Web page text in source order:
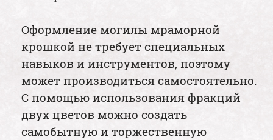
Оформление могилы мраморной
крошкой не требует специальных
навыков и инструментов, поэтому
может производиться самостоятельно.
С помощью использования фракций
двух цветов можно создать
самобытную и торжественную